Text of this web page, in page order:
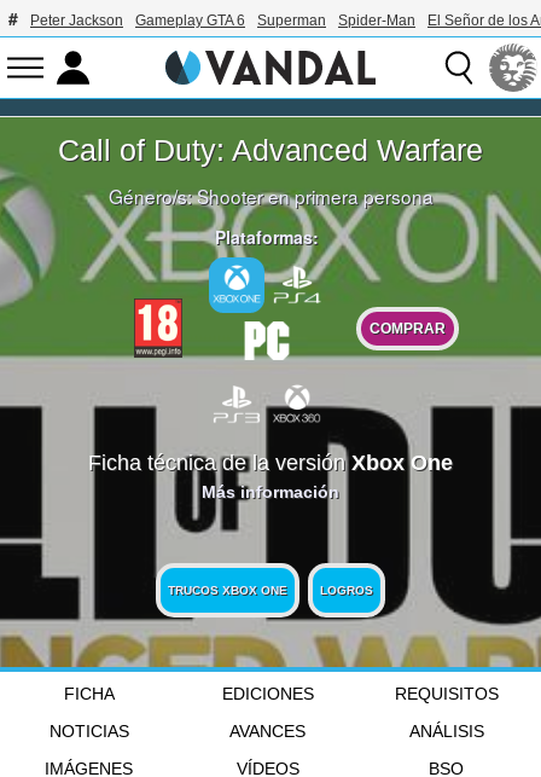
Peter Jackson Gameplay GTA 6 Superman Spider-Man El Señor de los
Call of Duty: Advanced Warfare
Género/s:Shooter en primera persona
Plataformas:
COMPRAR
Ficha técnica de la versiónXbox One
Más información
TRUCOS XBOX ONE LOGROS
FICHA EDICIONES
REQUISITOS
NOTICIAS
AVANCES
ANÁLISIS
IMÁGENES
VÍDEOS BSO